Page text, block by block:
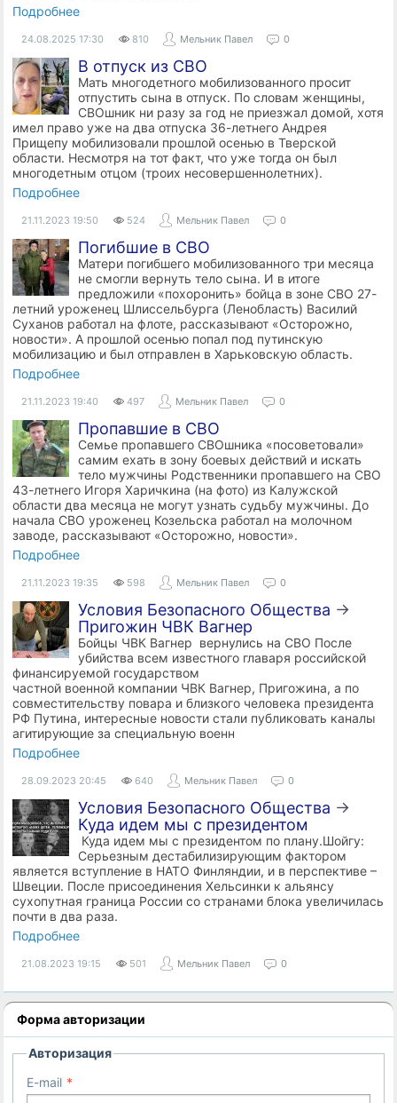
Подробнее
24.08.2025 17:30 810 Мельник Павел 0
В отпуск из СВО
Мать многодетного мобилизованного просит
отпустить сына в отпуск. По словам женщины,
СВОшник ни разу за год не приезжал домой, хотя
имел право уже на два отпуска 36-летнего Андрея
Прищепу мобилизовали прошлой осенью в Тверской
области. Несмотря на тот факт, что уже тогда он был
многодетным отцом (троих несовершеннолетних).
Подробнее
21.11.2023 19:50 524 Мельник Павел 0
Погибшие в СВО
Матери погибшего мобилизованного три месяца
не смогли вернуть тело сына. И в итоге
предложили «похоронить» бойца в зоне СВО 27-
летний уроженец Шлиссельбурга (Ленобласть) Василий
Суханов работал на флоте, рассказывают «Осторожно,
новости». А прошлой осенью попал под путинскую
мобилизацию и был отправлен в Харьковскую область.
Подробнее
21.11.2023 19:40 497 Мельник Павел 0
Пропавшие в СВО
Семье пропавшего СВОшника «посоветовали»
самим ехать в зону боевых действий и искать
тело мужчины Родственники пропавшего на СВО
43-летнего Игоря Харичкина (на фото) из Калужской
области два месяца не могут узнать судьбу мужчины. До
начала СВО уроженец Козельска работал на молочном
заводе, рассказывают «Осторожно, новости».
Подробнее
21.11.2023 19:35 598 Мельник Павел 0
Условия Безопасного Общества →
Пригожин ЧВК Вагнер
Бойцы ЧВК Вагнер вернулись на СВО После
убийства всем известного главаря российской
финансируемой государством
частной военной компании ЧВК Вагнер, Пригожина, а по
совместительству повара и близкого человека президента
РФ Путина, интересные новости стали публиковать каналы
агитирующие за специальную военн
Подробнее
28.09.2023 20:45 640 Мельник Павел 0
Условия Безопасного Общества →
Куда идем мы с президентом
Куда идем мы с президентом по плану.Шойгу:
Серьезным дестабилизирующим фактором
является вступление в НАТО Финляндии, и в перспективе –
Швеции. После присоединения Хельсинки к альянсу
сухопутная граница России со странами блока увеличилась
почти в два раза.
Подробнее
21.08.2023 19:15 501 Мельник Павел 0
Форма авторизации
Авторизация
E-mail